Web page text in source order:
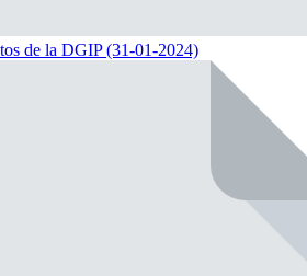
de la DGIP (31-01-2024)